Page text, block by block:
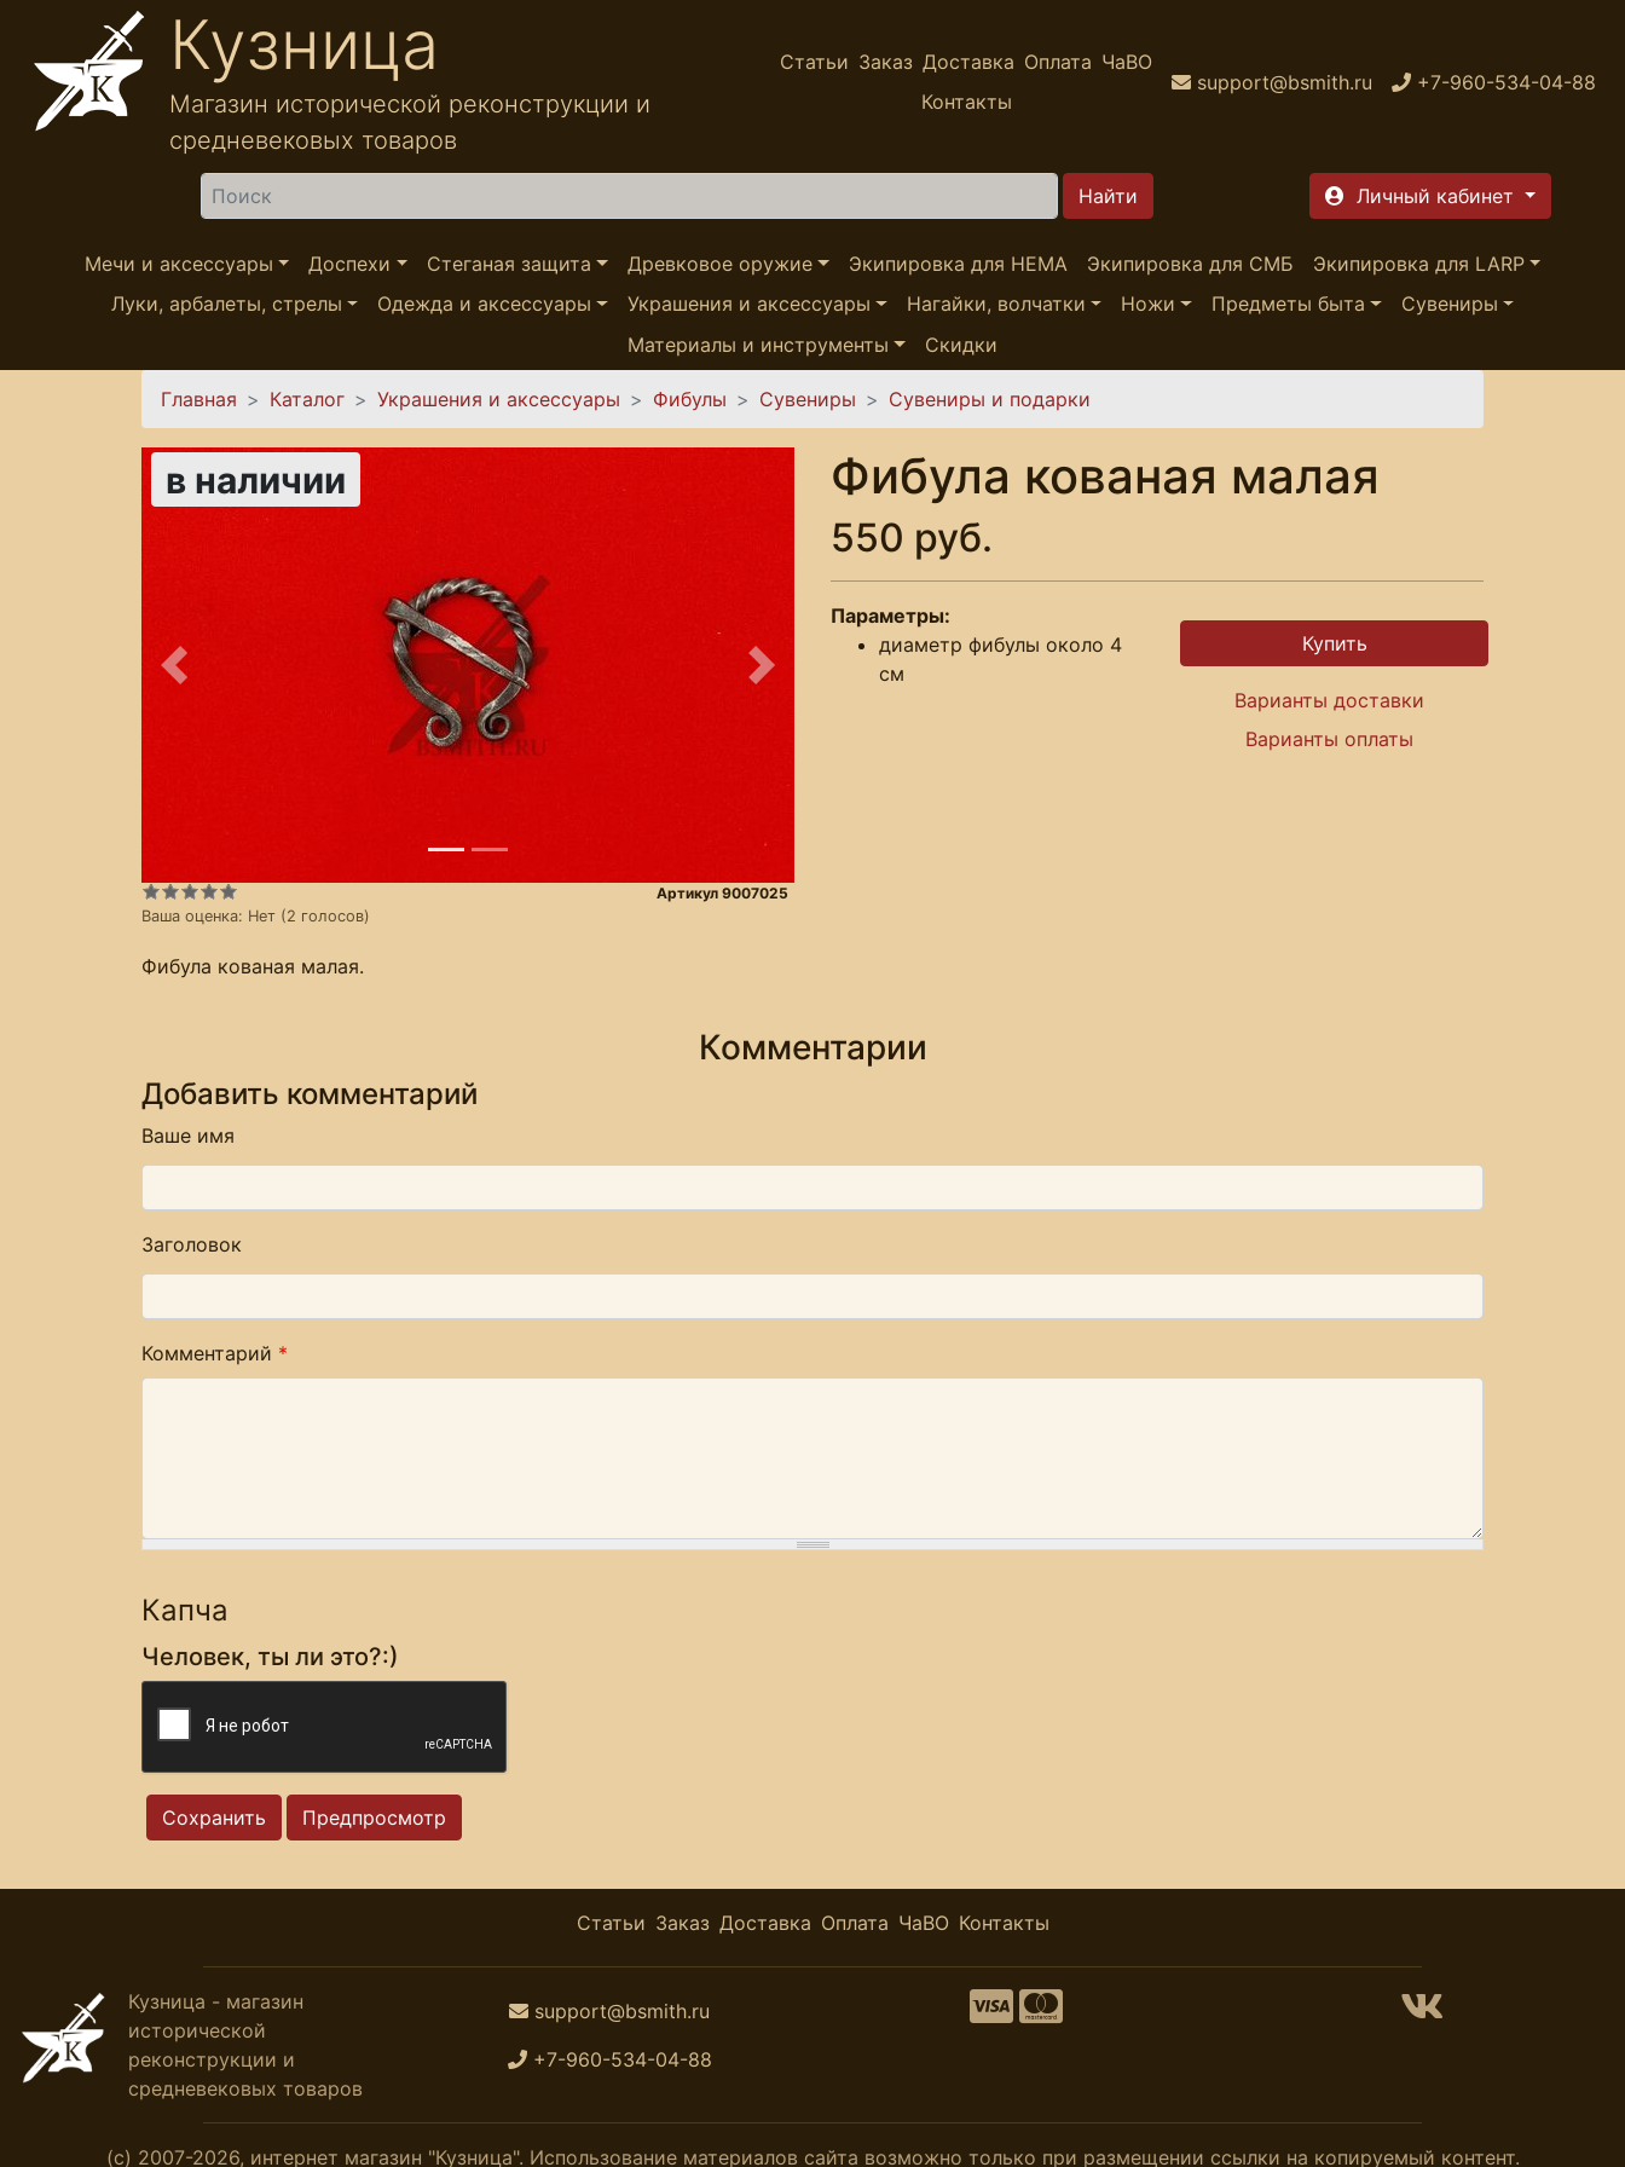
Перейти к основному содержанию
Кузница
Магазин исторической реконструкции и
средневековых товаров
Статьи Заказ Доставка Оплата ЧаВО
Контакты
support@bsmith.ru +7-960-534-04-88
Найти Личный кабинет
Мечи и аксессуары Доспехи Стеганая защита Древковое оружие Экипировка для HEMA Экипировка для СМБ
Экипировка для LARP
Луки, арбалеты, стрелы
Одежда и аксессуары Украшения и аксессуары Нагайки, волчатки Ножи Предметы быта
Сувениры
Материалы и инструменты
Скидки
Вы здесь
Главная Каталог Украшения и аксессуары Фибулы Сувениры Сувениры и подарки
в наличии
Предыдущее Следующее
Ваша оценка: Нет (2 голосов)
Артикул 9007025
Фибула кованая малая
550 руб.
Параметры:
диаметр фибулы около 4
см
Варианты доставки
Варианты оплаты
Фибула кованая малая.
Комментарии
Добавить комментарий
Ваше имя
Заголовок
Комментарий *
Капча
Человек, ты ли это?:)
Статьи Заказ Доставка Оплата ЧаВО Контакты
Кузница - магазин
исторической
реконструкции и
средневековых товаров
support@bsmith.ru
+7-960-534-04-88
(с) 2007-2026, интернет магазин "Кузница". Использование материалов сайта возможно только при размещении ссылки на копируемый контент.